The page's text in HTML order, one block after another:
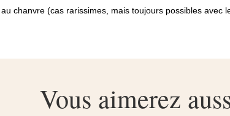
chanvre (cas rarissimes, mais toujours possibles avec
Vous aimerez